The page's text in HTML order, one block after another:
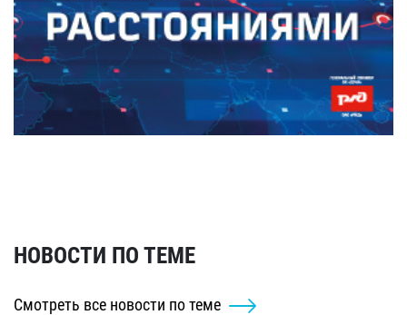
НОВОСТИ ПО ТЕМЕ
Смотреть все новости по теме